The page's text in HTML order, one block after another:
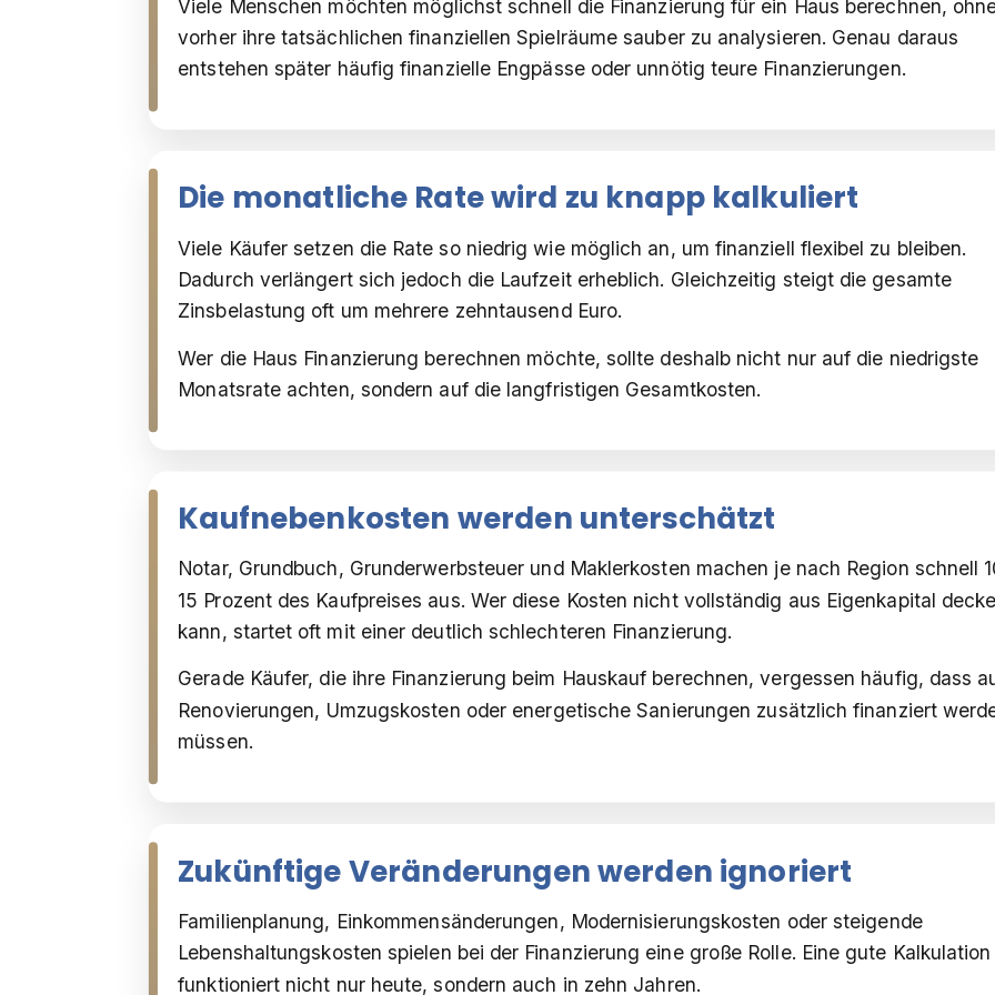
Viele Menschen möchten möglichst schnell die Finanzierung für ein Haus berechnen,
vorher ihre tatsächlichen finanziellen Spielräume sauber zu analysieren. Genau daraus
entstehen später häufig finanzielle Engpässe oder unnötig teure Finanzierungen.
Die monatliche Rate wird zu knapp kalkuliert
Viele Käufer setzen die Rate so niedrig wie möglich an, um finanziell flexibel zu bleiben.
Dadurch verlängert sich jedoch die Laufzeit erheblich. Gleichzeitig steigt die gesamte
Zinsbelastung oft um mehrere zehntausend Euro.
Wer die Haus Finanzierung berechnen möchte, sollte deshalb nicht nur auf die niedrigste
Monatsrate achten, sondern auf die langfristigen Gesamtkosten.
Kaufnebenkosten werden unterschätzt
Notar, Grundbuch, Grunderwerbsteuer und Maklerkosten machen je nach Region schnell
15 Prozent des Kaufpreises aus. Wer diese Kosten nicht vollständig aus Eigenkapital
kann, startet oft mit einer deutlich schlechteren Finanzierung.
Gerade Käufer, die ihre Finanzierung beim Hauskauf berechnen, vergessen häufig, dass
Renovierungen, Umzugskosten oder energetische Sanierungen zusätzlich finanziert
müssen.
Zukünftige Veränderungen werden ignoriert
Familienplanung, Einkommensänderungen, Modernisierungskosten oder steigende
Lebenshaltungskosten spielen bei der Finanzierung eine große Rolle. Eine gute Kalkulation
funktioniert nicht nur heute, sondern auch in zehn Jahren.